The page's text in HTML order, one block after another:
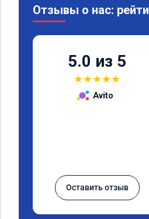
Отзывы о нас:
5.0 из 5
★★★★★
Avito
Оставить отзыв